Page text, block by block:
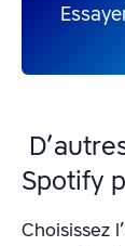
Spotify
Choisissez